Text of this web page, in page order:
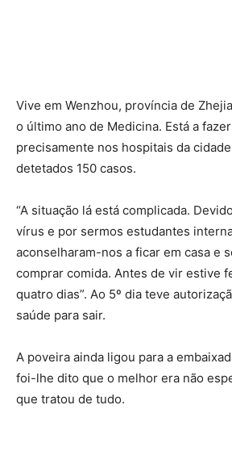
Vive em Wenzhou, província de
o último ano de Medicina. Está a
precisamente nos hospitais da
detetados 150 casos.
“A situação lá está complicada.
vírus e por sermos estudantes
aconselharam-nos a ficar em casa e
comprar comida. Antes de vir estive
quatro dias”. Ao 5º dia teve
saúde para sair.
A poveira ainda ligou para a
foi-lhe dito que o melhor era não
que tratou de tudo.